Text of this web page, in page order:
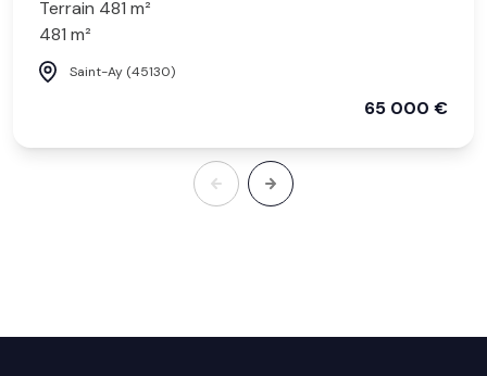
Terrain 481 m²
481 m²
Saint-Ay (45130)
65 000 €